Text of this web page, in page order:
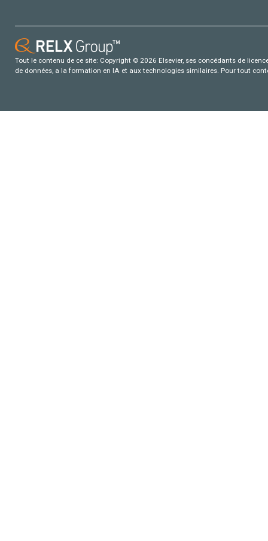
Tout le contenu de ce site: Copyright © 2026 Elsevier, ses concédants de
de données, a la formation en IA et aux technologies similaires. Pour tout